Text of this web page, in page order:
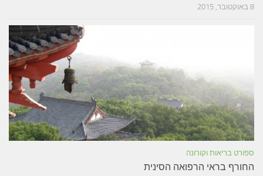
8 באוקטובר, 2015
ספורט בריאות וקורונה
החורף בראי הרפואה הסינית